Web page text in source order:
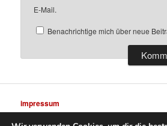
E-Mail.
Benachrichtige mich über neue
impressum